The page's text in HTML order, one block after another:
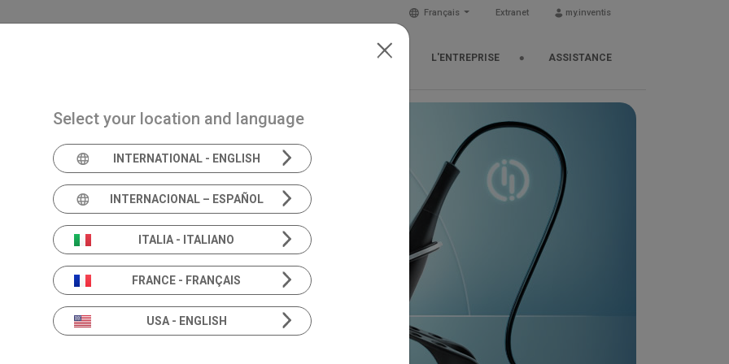
Français Extranet my.inventis
ACTUS L'ENTREPRISE ASSISTANCE
Select your location and language
INTERNATIONAL - ENGLISH
INTERNACIONAL – ESPAÑOL
ITALIA - ITALIANO
FRANCE - FRANÇAIS
USA - ENGLISH